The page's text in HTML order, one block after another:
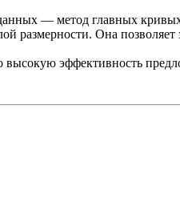
— метод главных кривых
Она
высокую эффективность